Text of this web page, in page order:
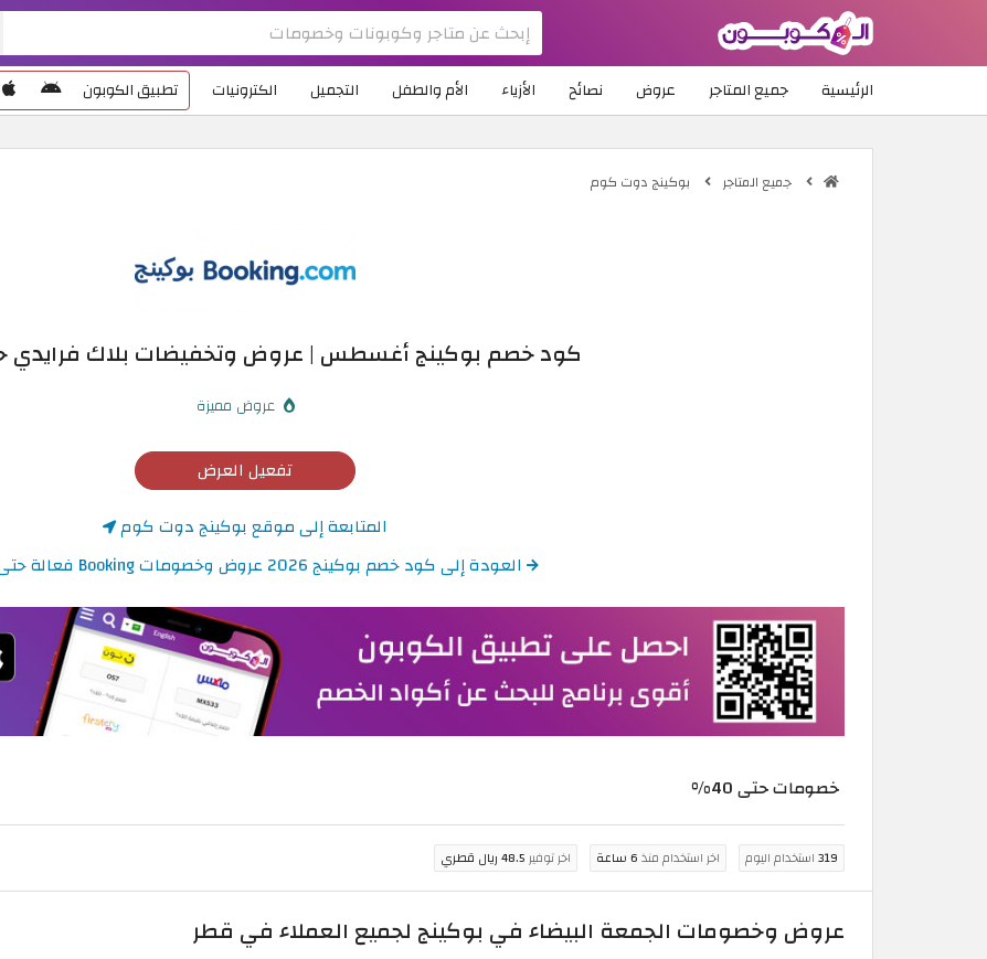
الرئيسية جميع المتاجر عروض نصائح الأزياء الأم والطفل التجميل الكترونيات تطبيق الكوبون
جميع المتاجر بوكينج دوت كوم
كود خصم بوكينج أغسطس | عروض وتخفيضات بلاك فرايدي حتى
عروض مميزة
تفعيل العرض
المتابعة إلى موقع بوكينج دوت كوم
العودة إلى كود خصم بوكينج 2026 عروض وخصومات Booking فعالة حتى 20%
خصومات حتى 40%
319استخدام اليوم اخر استخدام منذ6 ساعة اخر توفير48.5 ريال قطري
عروض وخصومات الجمعة البيضاء في بوكينج لجميع العملاء في قطر